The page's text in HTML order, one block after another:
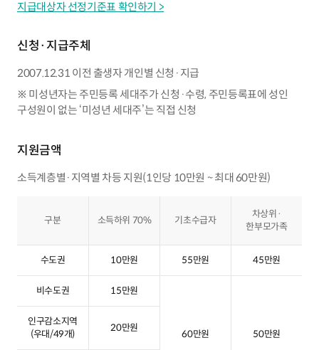
지급대상자 선정기준표 확인하기 >
신청·지급주체
2007.12.31 이전 출생자 개인별 신청·지급
※ 미성년자는 주민등록 세대주가 신청·수령, 주민등록표에 성인
구성원이 없는 ‘미성년 세대주’는 직접 신청
지원금액
소득계층별·지역별 차등 지원(1인당 10만원 ~ 최대 60만원)
구분 소득하위 70% 기초수급자
차상위·
한부모가족
수도권 10만원 55만원 45만원
비수도권 15만원
60만원 50만원
인구감소지역
(우대/49개)
20만원